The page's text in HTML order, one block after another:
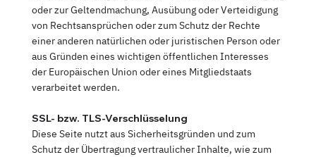
oder zur Geltendmachung, Ausübung oder Verteidigung
von Rechtsansprüchen oder zum Schutz der Rechte
einer anderen natürlichen oder juristischen Person oder
aus Gründen eines wichtigen öffentlichen Interesses
der Europäischen Union oder eines Mitgliedstaats
verarbeitet werden.
SSL- bzw. TLS-Verschlüsselung
Diese Seite nutzt aus Sicherheitsgründen und zum
Schutz der Übertragung vertraulicher Inhalte, wie zum